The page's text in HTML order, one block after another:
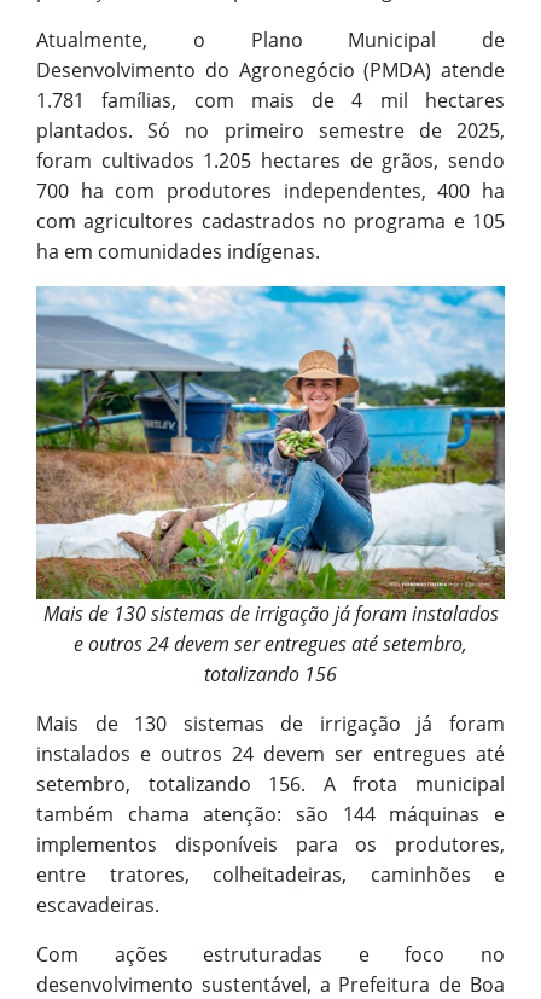
Atualmente, o Plano Municipal de
Desenvolvimento do Agronegócio (PMDA) atende
1.781 famílias, com mais de 4 mil hectares
plantados. Só no primeiro semestre de 2025,
foram cultivados 1.205 hectares de grãos, sendo
700 ha com produtores independentes, 400 ha
com agricultores cadastrados no programa e 105
ha em comunidades indígenas.
Mais de 130 sistemas de irrigação já foram instalados
e outros 24 devem ser entregues até setembro,
totalizando 156
Mais de 130 sistemas de irrigação já foram
instalados e outros 24 devem ser entregues até
setembro, totalizando 156. A frota municipal
também chama atenção: são 144 máquinas e
implementos disponíveis para os produtores,
entre tratores, colheitadeiras, caminhões e
escavadeiras.
Com ações estruturadas e foco no
desenvolvimento sustentável, a Prefeitura de Boa